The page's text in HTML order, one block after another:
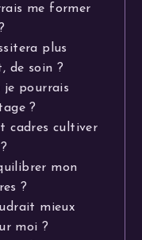
me former
plus
de soin ?
je pourrais
?
cadres cultiver
mon
?
mieux
moi ?